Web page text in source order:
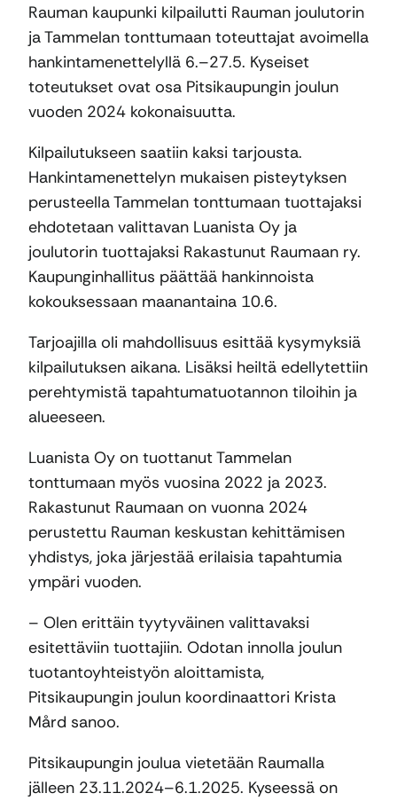
Rauman kaupunki kilpailutti Rauman joulutorin
ja Tammelan tonttumaan toteuttajat avoimella
hankintamenettelyllä 6.–27.5. Kyseiset
toteutukset ovat osa Pitsikaupungin joulun
vuoden 2024 kokonaisuutta.
Kilpailutukseen saatiin kaksi tarjousta.
Hankintamenettelyn mukaisen pisteytyksen
perusteella Tammelan tonttumaan tuottajaksi
ehdotetaan valittavan Luanista Oy ja
joulutorin tuottajaksi Rakastunut Raumaan ry.
Kaupunginhallitus päättää hankinnoista
kokouksessaan maanantaina 10.6.
Tarjoajilla oli mahdollisuus esittää kysymyksiä
kilpailutuksen aikana. Lisäksi heiltä edellytettiin
perehtymistä tapahtumatuotannon tiloihin ja
alueeseen.
Luanista Oy on tuottanut Tammelan
tonttumaan myös vuosina 2022 ja 2023.
Rakastunut Raumaan on vuonna 2024
perustettu Rauman keskustan kehittämisen
yhdistys, joka järjestää erilaisia tapahtumia
ympäri vuoden.
– Olen erittäin tyytyväinen valittavaksi
esitettäviin tuottajiin. Odotan innolla joulun
tuotantoyhteistyön aloittamista,
Pitsikaupungin joulun koordinaattori Krista
Mård sanoo.
Pitsikaupungin joulua vietetään Raumalla
jälleen 23.11.2024–6.1.2025. Kyseessä on